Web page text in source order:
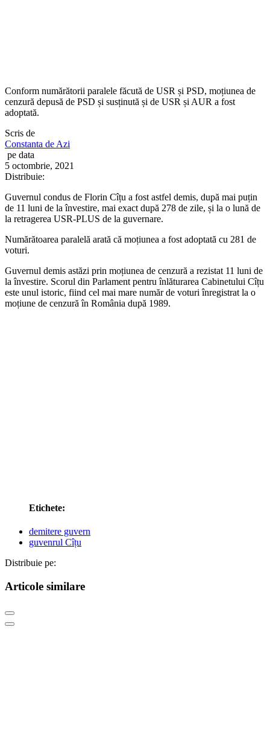
Conform numărătorii paralele făcută de USR și PSD, moțiunea de
cenzură depusă de PSD și susținută și de USR și AUR a fost
adoptată.
Scris de
Constanta de Azi
pe data
5 octombrie, 2021
Distribuie:
Guvernul condus de Florin Cîțu a fost astfel demis, după mai puțin
de 11 luni de la învestire, mai exact după 278 de zile, și la o lună de
la retragerea USR-PLUS de la guvernare.
Numărătoarea paralelă arată că moțiunea a fost adoptată cu 281 de
voturi.
Guvernul demis astăzi prin moțiunea de cenzură a rezistat 11 luni de
la învestire. Scorul din Parlament pentru înlăturarea Cabinetului Cîțu
este unul istoric, fiind cel mai mare număr de voturi înregistrat la o
moțiune de cenzură în România după 1989.
Etichete:
demitere guvern
guvenrul Cîțu
Distribuie pe:
Articole similare